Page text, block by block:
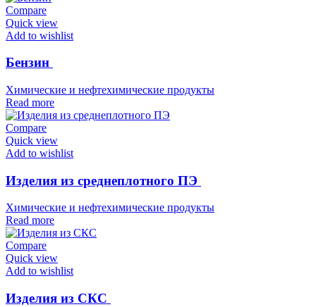
Compare
Quick view
Add to wishlist
Бензин
Химические и нефтехимические продукты
Read more
Compare
Quick view
Add to wishlist
Изделия из среднеплотного ПЭ
Химические и нефтехимические продукты
Read more
Compare
Quick view
Add to wishlist
Изделия из СКС